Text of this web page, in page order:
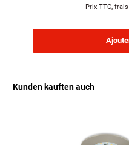
Prix TTC,
Kunden kauften auch